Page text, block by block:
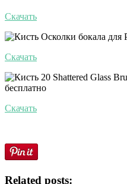
Скачать
Скачать
Скачать
Related posts: